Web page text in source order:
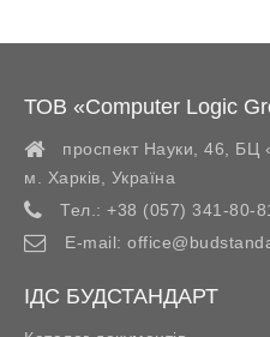
ТОВ «Computer Logic
проспект Науки, 46, БЦ
м. Харків
Україна
Тел.: +38 (057) 341-80-
E-mail:
ІДС БУДСТАНДАРТ